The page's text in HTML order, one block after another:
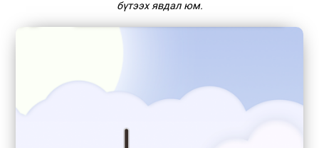
бүтээх явдал юм.